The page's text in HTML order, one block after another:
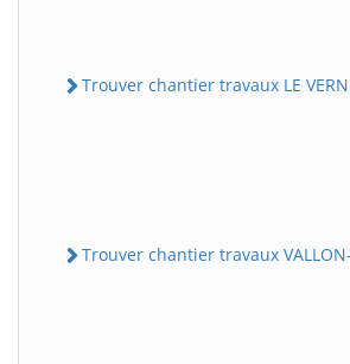
Trouver chantier travaux LE
Trouver chantier travaux